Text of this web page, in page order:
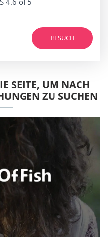
BESUCH
SEITE, UM NACH
ZU SUCHEN